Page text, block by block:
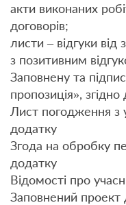
акти виконаних
договорів;
листи – відгуки
з позитивним
Заповнену та
пропозиція»,
Лист погодження з
додатку
Згода на обробку
додатку
Відомості про
Заповнений проект